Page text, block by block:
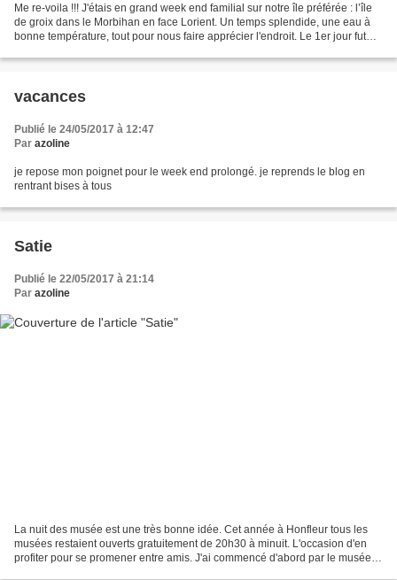
Me re-voila !!! J'étais en grand week end familial sur notre île préférée : l’île
de groix dans le Morbihan en face Lorient. Un temps splendide, une eau à
bonne température, tout pour nous faire apprécier l'endroit. Le 1er jour fut
vacances
Publié le 24/05/2017 à 12:47
Par azoline
je repose mon poignet pour le week end prolongé. je reprends le blog en
rentrant bises à tous
Satie
Publié le 22/05/2017 à 21:14
Par azoline
La nuit des musée est une très bonne idée. Cet année à Honfleur tous les
musées restaient ouverts gratuitement de 20h30 à minuit. L'occasion d'en
profiter pour se promener entre amis. J'ai commencé d'abord par le musée